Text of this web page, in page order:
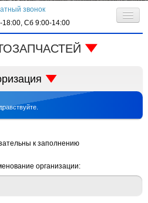
звонок
Сб 9:00-14:00
к заполнению
организации: